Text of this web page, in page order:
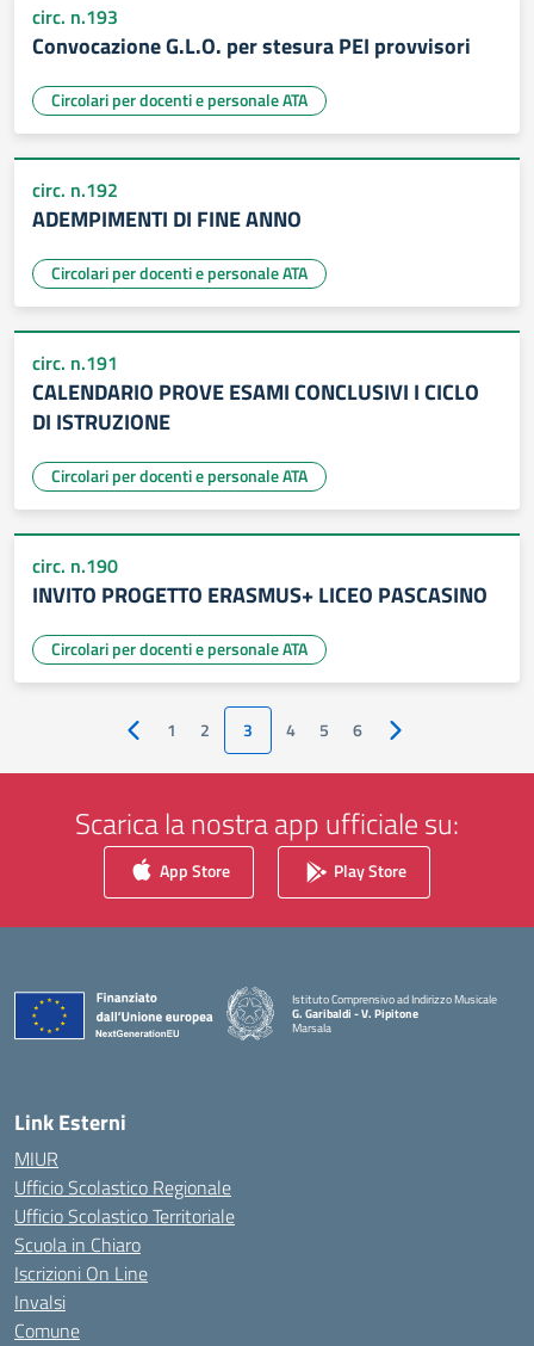
circ. n.193
Convocazione G.L.O. per stesura PEI provvisori
Circolari per docenti e personale ATA
circ. n.192
ADEMPIMENTI DI FINE ANNO
Circolari per docenti e personale ATA
circ. n.191
CALENDARIO PROVE ESAMI CONCLUSIVI I CICLO
DI ISTRUZIONE
Circolari per docenti e personale ATA
circ. n.190
INVITO PROGETTO ERASMUS+ LICEO PASCASINO
Circolari per docenti e personale ATA
Pagina precedente
1 2 3 4 5 6 Pagina successiva
Scarica la nostra app ufficiale su:
App Store Play Store
Istituto Comprensivo ad Indirizzo Musicale
G. Garibaldi - V. Pipitone
Marsala
Link Esterni
MIUR
Ufficio Scolastico Regionale
Ufficio Scolastico Territoriale
Scuola in Chiaro
Iscrizioni On Line
Invalsi
Comune